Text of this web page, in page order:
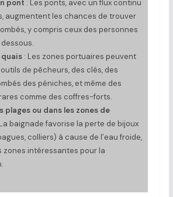
pont : Les ponts, avec un flux continu
augmentent les chances de trouver
y compris ceux des personnes
quais : Les zones portuaires peuvent
de pêcheurs, des clés, des
des péniches, et même des
comme des coffres-forts.
plages ou dans les zones de
baignade favorise la perte de bijoux
colliers) à cause de l’eau froide,
zones intéressantes pour la